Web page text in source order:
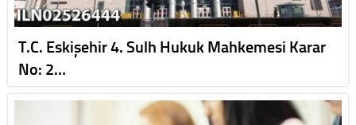
T.C. Eskişehir 4. Sulh Hukuk Mahkemesi Karar
No: 2…